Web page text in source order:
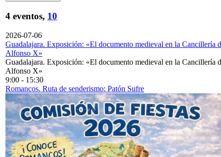
4 eventos, 10
2026-07-06
Guadalajara. Exposición: «El documento medieval en la Cancillería
Alfonso X»
Guadalajara. Exposición: «El documento medieval en la Cancillería
Alfonso X»
9:00 - 15:30
Romancos. Ruta de senderismo: Patón Sufre